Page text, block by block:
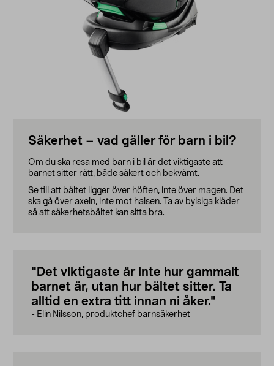
Säkerhet – vad gäller för barn i bil?
Om du ska resa med barn i bil är det viktigaste att
barnet sitter rätt, både säkert och bekvämt.
Se till att bältet ligger över höften, inte över magen. Det
ska gå över axeln, inte mot halsen. Ta av bylsiga kläder
så att säkerhetsbältet kan sitta bra.
"Det viktigaste är inte hur gammalt
barnet är, utan hur bältet sitter. Ta
alltid en extra titt innan ni åker."
- Elin Nilsson, produktchef barnsäkerhet